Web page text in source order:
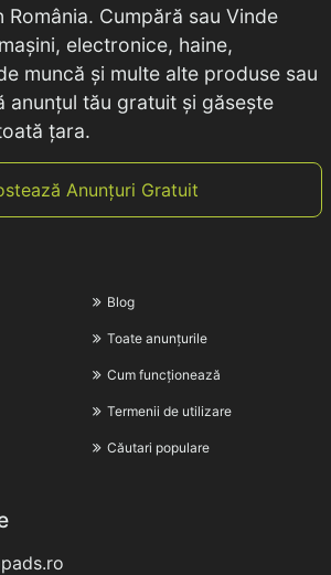
România. Cumpără sau Vinde
electronice, haine,
muncă și multe alte produse sau
anunțul tău gratuit și găsește
țara.
Anunțuri Gratuit
Blog
Toate anunțurile
Cum funcționează
Termenii de utilizare
Căutari populare